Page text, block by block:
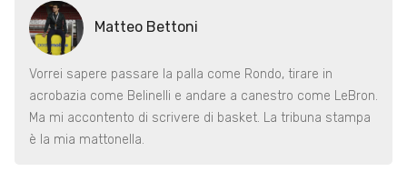
Matteo Bettoni
Vorrei sapere passare la palla come Rondo, tirare in
acrobazia come Belinelli e andare a canestro come LeBron.
Ma mi accontento di scrivere di basket. La tribuna stampa
è la mia mattonella.